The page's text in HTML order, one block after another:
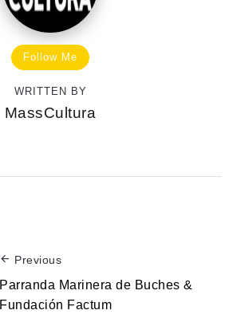
Follow Me
WRITTEN BY
MassCultura
Previous
Parranda Marinera de Buches &
Fundación Factum